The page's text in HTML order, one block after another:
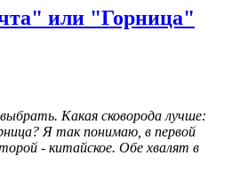
или "Горница"
Какая сковорода лучше:
Я так понимаю, в первой
- китайское. Обе хвалят в